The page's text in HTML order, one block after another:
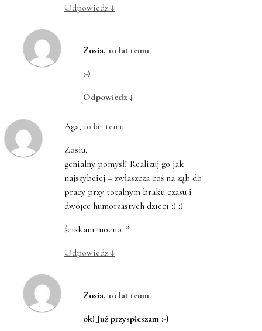
Odpowiedz ↓
Zosia, 10 lat temu
:-)
Odpowiedz ↓
Aga, 10 lat temu
Zosiu,
genialny pomysł! Realizuj go jak
najszybciej – zwłaszcza coś na ząb do
pracy przy totalnym braku czasu i
dwójce humorzastych dzieci :) :)
ściskam mocno :*
Odpowiedz ↓
Zosia, 10 lat temu
ok! Już przyspieszam :-)